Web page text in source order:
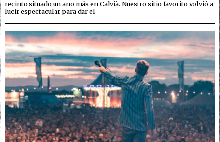
recinto situado un año más en Calvià. Nuestro sitio favorito volvió a
lucir espectacular para dar el